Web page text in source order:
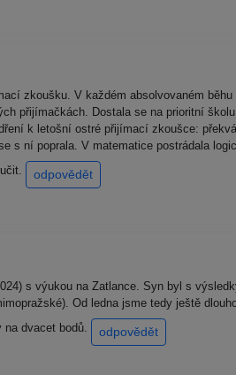
zkoušku. V každém absolvovaném
přijímačkách. Dostala se na prioritní
k letošní ostré přijímací zkoušce:
s ní poprala. V matematice postrádala
odpovědět
s výukou na Zatlance. Syn byl s
Od ledna jsme tedy ještě
dvacet bodů.
odpovědět